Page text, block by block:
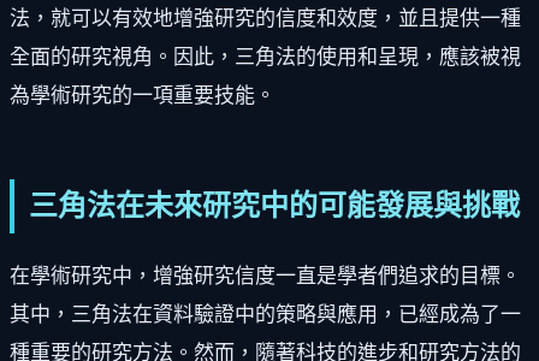
法，就可以有效地增強研究的信度和效度，並且提供一種
全面的研究視角。因此，三角法的使用和呈現，應該被視
為學術研究的一項重要技能。
三角法在未來研究中的可能發展與挑戰
在學術研究中，增強研究信度一直是學者們追求的目標。
其中，三角法在資料驗證中的策略與應用，已經成為了一
種重要的研究方法。然而，隨著科技的進步和研究方法的